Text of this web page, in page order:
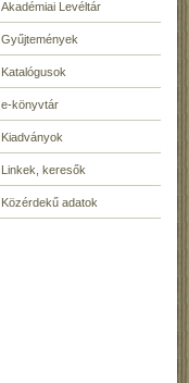
Akadémiai Levéltár
Gyűjtemények
Katalógusok
e-könyvtár
Kiadványok
Linkek, keresők
Közérdekű adatok